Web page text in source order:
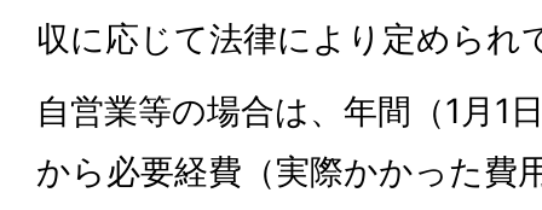
収に応じて法律により定められ
自営業等の場合は、年間（1月1
から必要経費（実際かかった費